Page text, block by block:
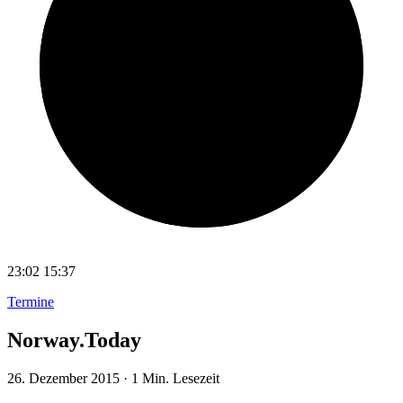
23:02 15:37
Termine
Norway.Today
26. Dezember 2015 · 1 Min. Lesezeit